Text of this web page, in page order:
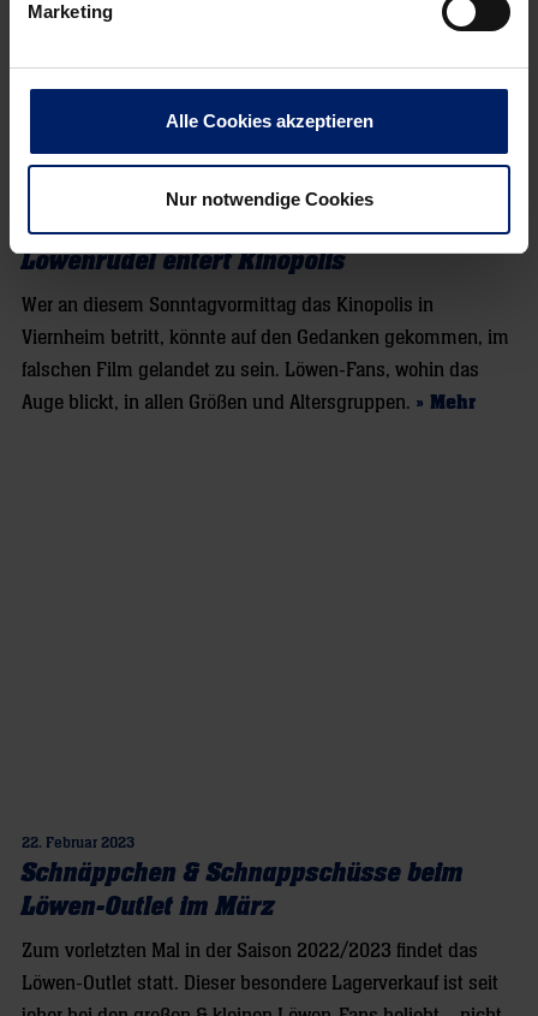
Marketing
Alle Cookies akzeptieren
Nur notwendige Cookies
1. April 2023
Löwenrudel entert Kinopolis
Wer an diesem Sonntagvormittag das Kinopolis in
Viernheim betritt, könnte auf den Gedanken gekommen, im
falschen Film gelandet zu sein. Löwen-Fans, wohin das
Auge blickt, in allen Größen und Altersgruppen. » Mehr
22. Februar 2023
Schnäppchen & Schnappschüsse beim
Löwen-Outlet im März
Zum vorletzten Mal in der Saison 2022/2023 findet das
Löwen-Outlet statt. Dieser besondere Lagerverkauf ist seit